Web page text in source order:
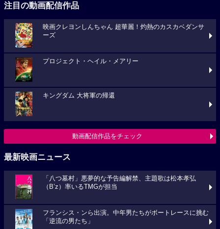
注目の動画配信作品
映画クレヨンしんちゃん 超華麗！灼熱のカスカベダンサ
ーズ
プロジェクト・ヘイル・メアリー
キングダム 大将軍の帰還
動画配信作品をチェック
最新映画ニュース
「八つ墓村」悪夢的な予告編解禁、主題歌は松本孝弘
（B’z）率いるTMGが担当
フランシス・ンら出演。中年男たちがボートレースに挑む
「逆流の男たち」